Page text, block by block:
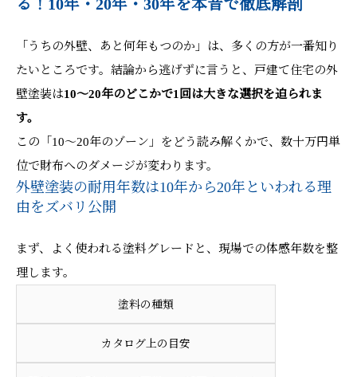
る！10年・20年・30年を本音で徹底解剖
「うちの外壁、あと何年もつのか」は、多くの方が一番知り
たいところです。結論から逃げずに言うと、戸建て住宅の外
壁塗装は10～20年のどこかで1回は大きな選択を迫られま
す。
この「10～20年のゾーン」をどう読み解くかで、数十万円単
位で財布へのダメージが変わります。
外壁塗装の耐用年数は10年から20年といわれる理
由をズバリ公開
まず、よく使われる塗料グレードと、現場での体感年数を整
理します。
塗料の種類
カタログ上の目安